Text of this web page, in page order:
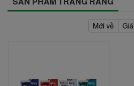
Mới về Giá